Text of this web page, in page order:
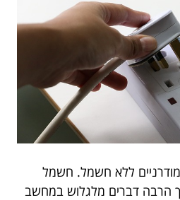
ללא חשמל. חשמל
הרבה דברים מלגלוש במחשב